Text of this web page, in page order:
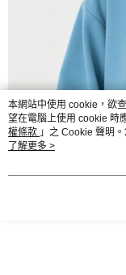
本網站中使用 cookie，欲
望在電腦上使用 cookie 時
權條款 」之 Cookie 聲明
用條款之 Cookie 聲明使用
了解更多 >